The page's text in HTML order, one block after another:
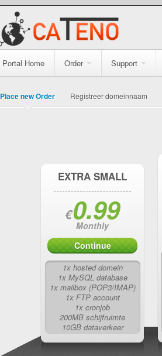
Portal Home Order Support
Place new Order Registreer domeinnaam
EXTRA SMALL
€0.99
Monthly
Continue
1x hosted domein
1x MySQL database
1x mailbox (POP3/IMAP)
1x FTP account
1x cronjob
200MB schijfruimte
10GB dataverkeer